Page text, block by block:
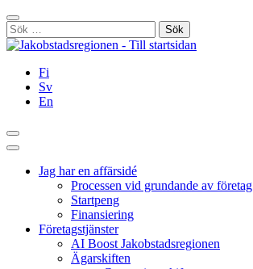
Hoppa
till
innehållet
Stäng
Sök
efter:
Fi
Sv
En
Sök
Huvudmeny
Jag har en affärsidé
Processen vid grundande av företag
Startpeng
Finansiering
Företagstjänster
AI Boost Jakobstadsregionen
Ägarskiften